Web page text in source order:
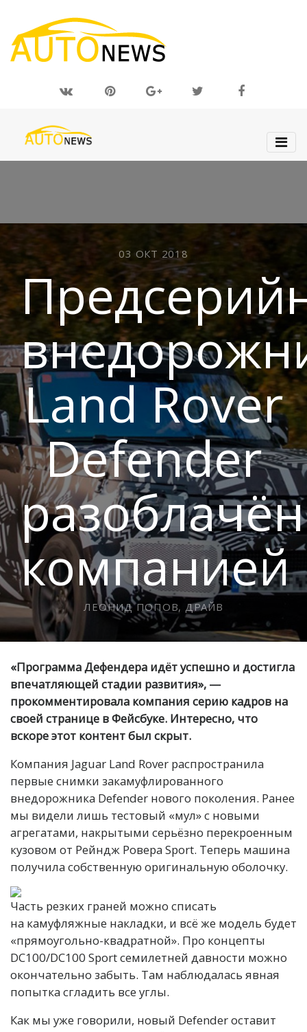
03 ОКТ 2018
Land Rover
Defender
разоблачён
компанией
ЛЕОНИД ПОПОВ, ДРАЙВ
«Программа Дефендера идёт успешно и достигла
впечатляющей стадии развития», —
прокомментировала компания серию кадров на
своей странице в Фейсбуке. Интересно, что
вскоре этот контент был скрыт.
Компания Jaguar Land Rover распространила
первые снимки закамуфлированного
внедорожника Defender нового поколения. Ранее
мы видели лишь тестовый «мул» с новыми
агрегатами, накрытыми серьёзно перекроенным
кузовом от Рейндж Ровера Sport. Теперь машина
получила собственную оригинальную оболочку.
Часть резких граней можно списать
на камуфляжные накладки, и всё же модель будет
«прямоугольно-квадратной». Про концепты
DC100/DC100 Sport семилетней давности можно
окончательно забыть. Там наблюдалась явная
попытка сгладить все углы.
Как мы уже говорили, новый Defender оставит